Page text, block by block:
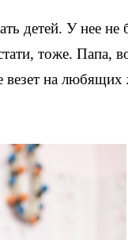
детей. У нее не
тоже.
на